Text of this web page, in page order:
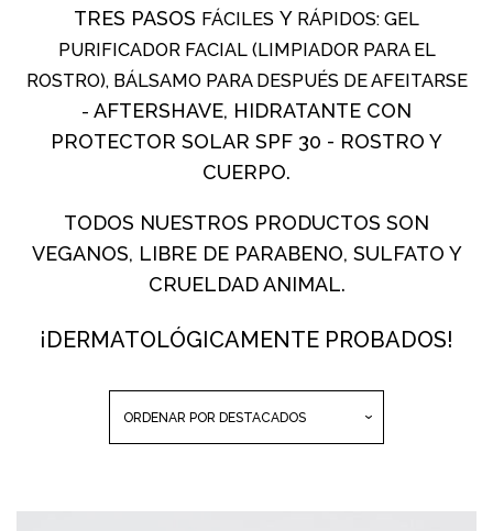
NIOXIN
WELLA
PROFESSIONALS
PAGO & ENVÍO
BLOG
TRES PASOS FÁCILES Y RÁPIDOS: GEL
PURIFICADOR FACIAL (LIMPIADOR PARA EL
ROSTRO), BÁLSAMO PARA DESPUÉS DE AFEITARSE
- AFTERSHAVE, HIDRATANTE CON
PROTECTOR SOLAR SPF 30 - ROSTRO Y
CUERPO.
TODOS NUESTROS PRODUCTOS SON
VEGANOS, LIBRE DE PARABENO, SULFATO Y
CRUELDAD ANIMAL.
¡DERMATOLÓGICAMENTE PROBADOS!
ORDENAR POR DESTACADOS